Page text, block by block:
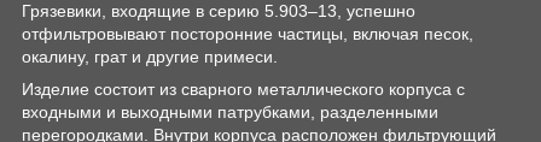
Грязевики, входящие в серию 5.903–13, успешно
отфильтровывают посторонние частицы, включая песок,
окалину, грат и другие примеси.
Изделие состоит из сварного металлического корпуса с
входными и выходными патрубками, разделенными
перегородками. Внутри корпуса расположен фильтрующий